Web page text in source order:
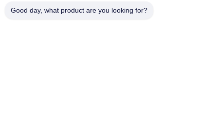
Langganan buletin kami untuk diskon dan banyak lagi.
Good day, what product are you looking for?